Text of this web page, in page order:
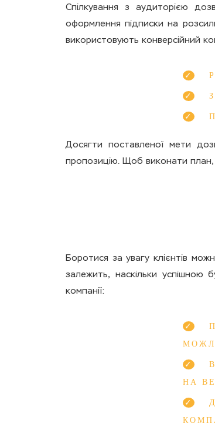
Спілкування з аудиторією
оформлення підписки на
використовують конверсійний
Досягти поставленої мети
пропозицію. Щоб виконати план,
Боротися за увагу клієнтів
залежить, наскільки успішною
компанії:
НА